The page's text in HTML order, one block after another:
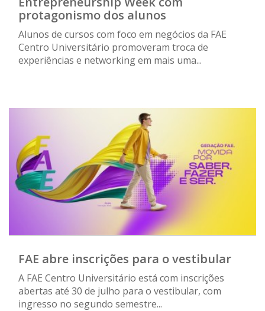
protagonismo dos alunos
Alunos de cursos com foco em negócios da FAE
Centro Universitário promoveram troca de
experiências e networking em mais uma...
FAE abre inscrições para o vestibular
A FAE Centro Universitário está com inscrições
abertas até 30 de julho para o vestibular, com
ingresso no segundo semestre...